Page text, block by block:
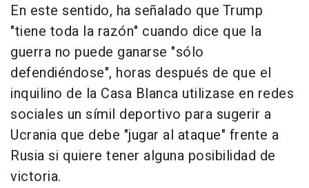
En este sentido, ha señalado que Trump
"tiene toda la razón" cuando dice que la
guerra no puede ganarse "sólo
defendiéndose", horas después de que el
inquilino de la Casa Blanca utilizase en redes
sociales un símil deportivo para sugerir a
Ucrania que debe "jugar al ataque" frente a
Rusia si quiere tener alguna posibilidad de
victoria.